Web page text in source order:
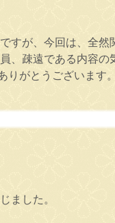
が、今回は、全
疎遠である内容
がとうございます。
ました。